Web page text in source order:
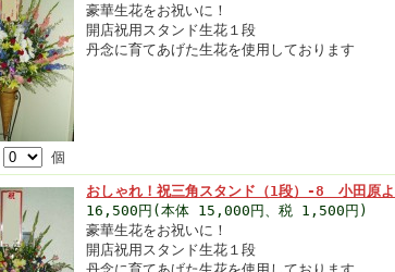
個
豪華生花をお祝いに！
開店祝用スタンド生花１段
丹念に育てあげた生花を使用しております
おしゃれ！祝三角スタンド（1段）-8 小田原
16,500円(本体 15,000円、税 1,500円)
豪華生花をお祝いに！
開店祝用スタンド生花１段
丹念に育てあげた生花を使用しております